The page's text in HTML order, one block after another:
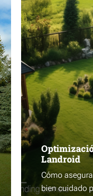
Landroid
Cómo
bien cuidado